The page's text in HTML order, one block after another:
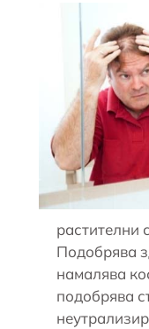
растителни
Подобрява
намалява
подобрява